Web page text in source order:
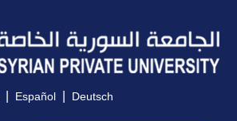
| Español | Deutsch